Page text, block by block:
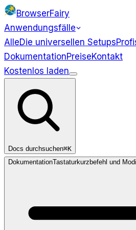
BrowserFairy
Anwendungsfälle
AlleDie universellen Setups
DokumentationPreiseKontakt
Kostenlos laden
AlleProfisEntwickler
Docs durchsuchen⌘K
DokumentationTastaturkurzbefehl und